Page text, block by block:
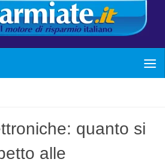
quanto si
alle